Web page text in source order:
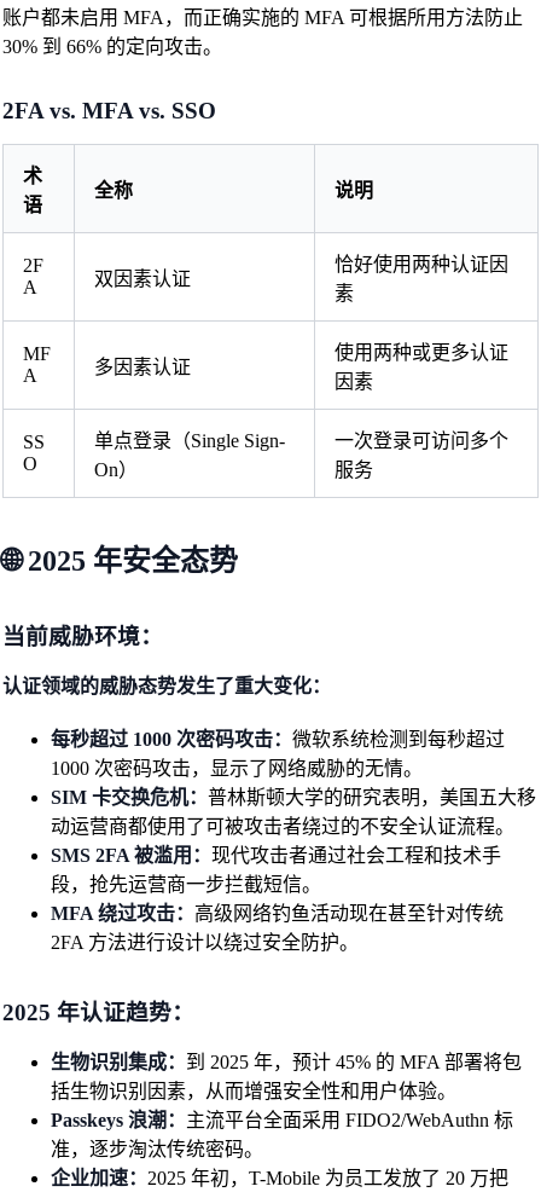
账户都未启用 MFA，而正确实施的 MFA 可根据所用方法防止
30% 到 66% 的定向攻击。
2FA vs. MFA vs. SSO
术
语
全称 说明
2F
A
双因素认证
恰好使用两种认证因
素
MF
A
多因素认证
使用两种或更多认证
因素
SS
O
单点登录（Single Sign-
On）
一次登录可访问多个
服务
🌐 2025 年安全态势
当前威胁环境：
认证领域的威胁态势发生了重大变化：
每秒超过 1000 次密码攻击： 微软系统检测到每秒超过
1000 次密码攻击，显示了网络威胁的无情。
SIM 卡交换危机： 普林斯顿大学的研究表明，美国五大移
动运营商都使用了可被攻击者绕过的不安全认证流程。
SMS 2FA 被滥用： 现代攻击者通过社会工程和技术手
段，抢先运营商一步拦截短信。
MFA 绕过攻击： 高级网络钓鱼活动现在甚至针对传统
2FA 方法进行设计以绕过安全防护。
2025 年认证趋势：
生物识别集成： 到 2025 年，预计 45% 的 MFA 部署将包
括生物识别因素，从而增强安全性和用户体验。
Passkeys 浪潮： 主流平台全面采用 FIDO2/WebAuthn 标
准，逐步淘汰传统密码。
企业加速： 2025 年初，T-Mobile 为员工发放了 20 万把